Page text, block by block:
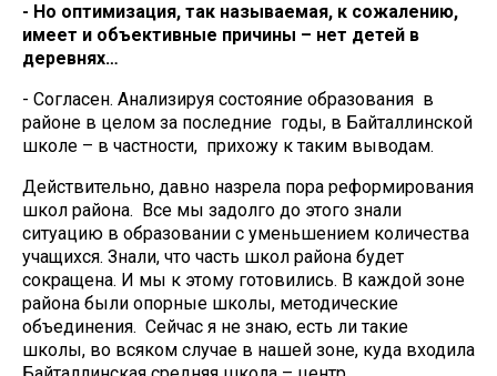
- Но оптимизация, так называемая, к сожалению,
имеет и объективные причины – нет детей в
деревнях…
- Согласен. Анализируя состояние образования в
районе в целом за последние годы, в Байталлинской
школе – в частности, прихожу к таким выводам.
Действительно, давно назрела пора реформирования
школ района. Все мы задолго до этого знали
ситуацию в образовании с уменьшением количества
учащихся. Знали, что часть школ района будет
сокращена. И мы к этому готовились. В каждой зоне
района были опорные школы, методические
объединения. Сейчас я не знаю, есть ли такие
школы, во всяком случае в нашей зоне, куда входила